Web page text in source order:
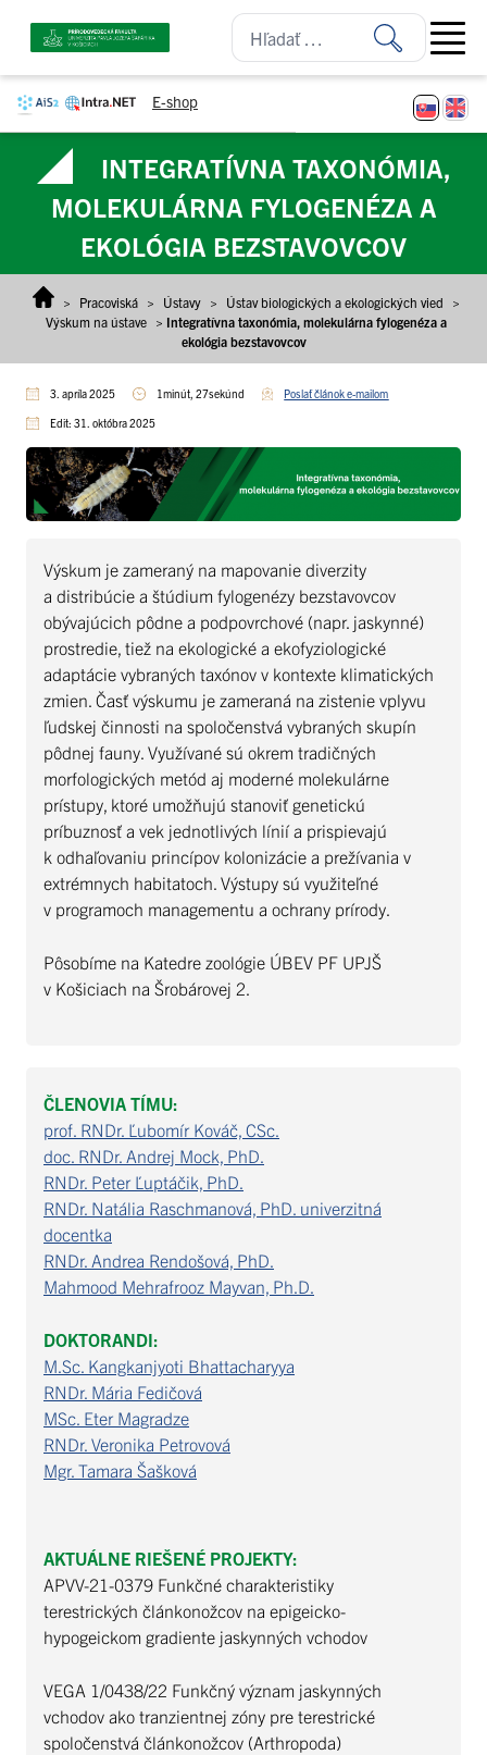
E-shop
Open
INTEGRATÍVNA TAXONÓMIA,
MOLEKULÁRNA FYLOGENÉZA A
EKOLÓGIA BEZSTAVOVCOV
> Pracoviská > Ústavy > Ústav biologických a ekologických vied
>
Výskum na ústave > Integratívna taxonómia, molekulárna fylogenéza a
ekológia bezstavovcov
3. apríla 2025 1minút, 27sekúnd Poslať článok e-mailom
Edit: 31. októbra 2025
Výskum je zameraný na mapovanie diverzity
a distribúcie a štúdium fylogenézy bezstavovcov
obývajúcich pôdne a podpovrchové (napr. jaskynné)
prostredie, tiež na ekologické a ekofyziologické
adaptácie vybraných taxónov v kontexte klimatických
zmien. Časť výskumu je zameraná na zistenie vplyvu
ľudskej činnosti na spoločenstvá vybraných skupín
pôdnej fauny. Využívané sú okrem tradičných
morfologických metód aj moderné molekulárne
prístupy, ktoré umožňujú stanoviť genetickú
príbuznosť a vek jednotlivých línií a prispievajú
k odhaľovaniu princípov kolonizácie a prežívania v
extrémnych habitatoch. Výstupy sú využiteľné
v programoch managementu a ochrany prírody.
Pôsobíme na Katedre zoológie ÚBEV PF UPJŠ
v Košiciach na Šrobárovej 2.
ČLENOVIA TÍMU:
prof. RNDr. Ľubomír Kováč, CSc.
doc. RNDr. Andrej Mock, PhD.
RNDr. Peter Ľuptáčik, PhD.
RNDr. Natália Raschmanová, PhD. univerzitná
docentka
RNDr. Andrea Rendošová, PhD.
Mahmood Mehrafrooz Mayvan, Ph.D.
DOKTORANDI:
M.Sc. Kangkanjyoti Bhattacharyya
RNDr. Mária Fedičová
MSc. Eter Magradze
RNDr. Veronika Petrovová
Mgr. Tamara Šašková
AKTUÁLNE RIEŠENÉ PROJEKTY:
APVV-21-0379 Funkčné charakteristiky
terestrických článkonožcov na epigeicko-
hypogeickom gradiente jaskynných vchodov
VEGA 1/0438/22 Funkčný význam jaskynných
vchodov ako tranzientnej zóny pre terestrické
spoločenstvá článkonožcov (Arthropoda)